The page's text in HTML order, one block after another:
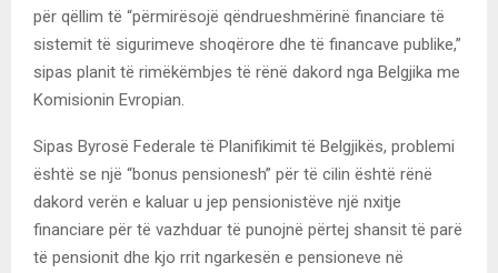
për qëllim të “përmirësojë qëndrueshmërinë financiare të
sistemit të sigurimeve shoqërore dhe të financave publike,”
sipas planit të rimëkëmbjes të rënë dakord nga Belgjika me
Komisionin Evropian.
Sipas Byrosë Federale të Planifikimit të Belgjikës, problemi
është se një “bonus pensionesh” për të cilin është rënë
dakord verën e kaluar u jep pensionistëve një nxitje
financiare për të vazhduar të punojnë përtej shansit të parë
të pensionit dhe kjo rrit ngarkesën e pensioneve në